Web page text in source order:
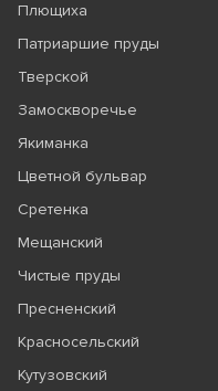
Плющиха
Патриаршие пруды
Тверской
Замоскворечье
Якиманка
Цветной бульвар
Сретенка
Мещанский
Чистые пруды
Пресненский
Красносельский
Кутузовский